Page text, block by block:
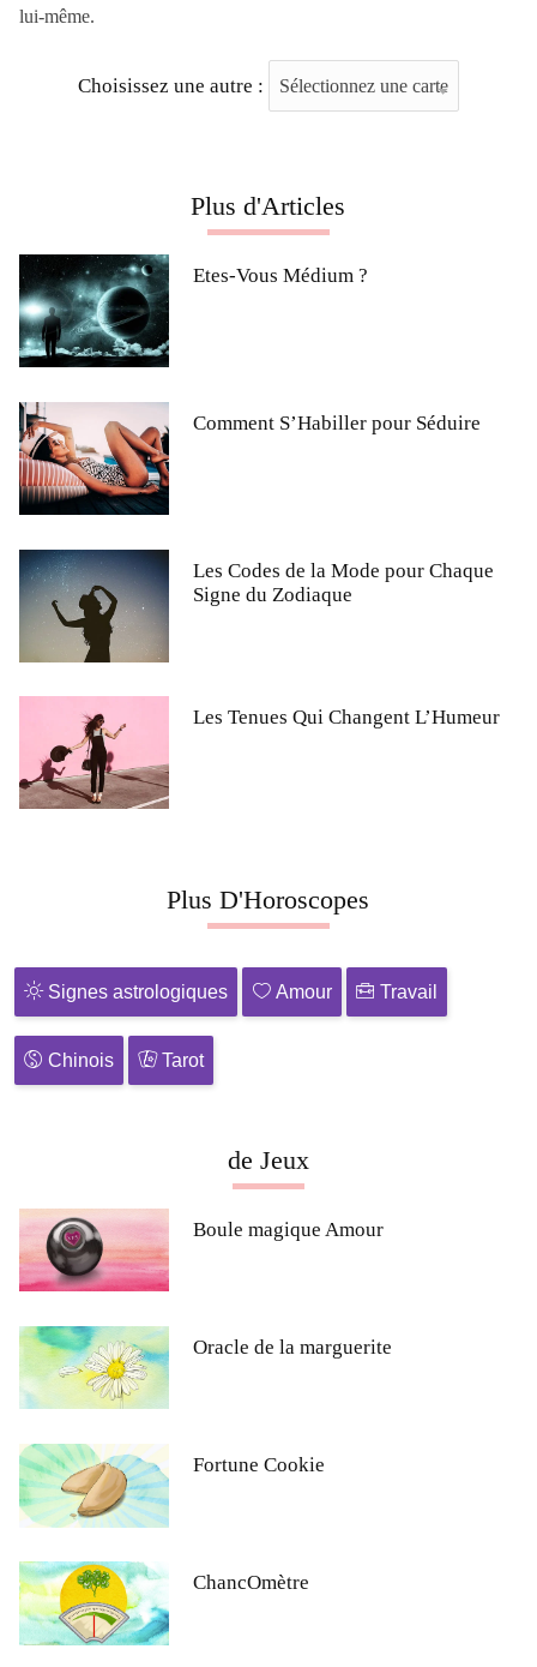
lui-même.
Choisissez une autre :
Plus d'Articles
Etes-Vous Médium ?
Comment S’Habiller pour Séduire
Les Codes de la Mode pour Chaque
Signe du Zodiaque
Les Tenues Qui Changent L’Humeur
Plus D'Horoscopes
Signes astrologiques Amour Travail
Chinois Tarot
de Jeux
Boule magique Amour
Oracle de la marguerite
Fortune Cookie
ChancOmètre